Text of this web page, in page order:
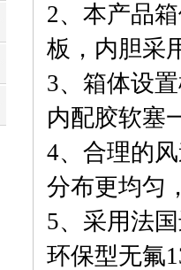
2、 本产品
板 ， 内胆采
3、 箱体设
内配胶软塞
4、 合理的
分布更均匀
5、 采用法
环保型无